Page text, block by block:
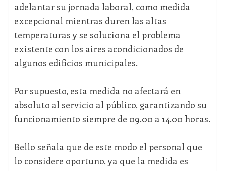
adelantar su jornada laboral, como medida
excepcional mientras duren las altas
temperaturas y se soluciona el problema
existente con los aires acondicionados de
algunos edificios municipales.
Por supuesto, esta medida no afectará en
absoluto al servicio al público, garantizando su
funcionamiento siempre de 09.00 a 14.00 horas.
Bello señala que de este modo el personal que
lo considere oportuno, ya que la medida es